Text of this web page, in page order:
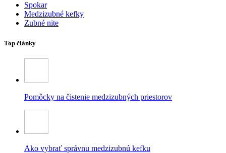
Spokar
Medzizubné kefky
Zubné nite
Top články
Pomôcky na čistenie medzizubných priestorov
Ako vybrať správnu medzizubnú kefku